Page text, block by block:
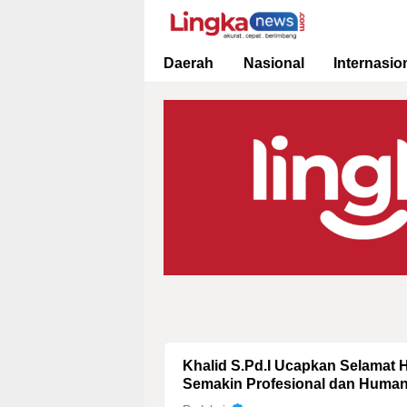
Lingkanews
Akurat. Cepat & Berimbang
Daerah Nasional
Khalid S.Pd.I Ucapkan Selamat
Semakin Profesional dan